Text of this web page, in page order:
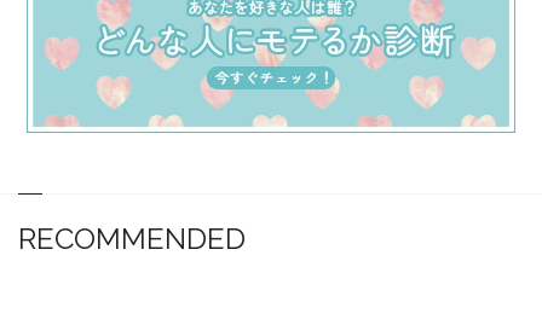
RECOMMENDED